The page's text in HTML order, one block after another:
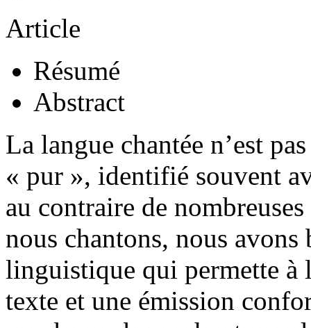
Article
Résumé
Abstract
La langue chantée n’est
« pur », identifié souvent
au contraire de
nous chantons, nous avons
linguistique qui permette à
texte et une émission